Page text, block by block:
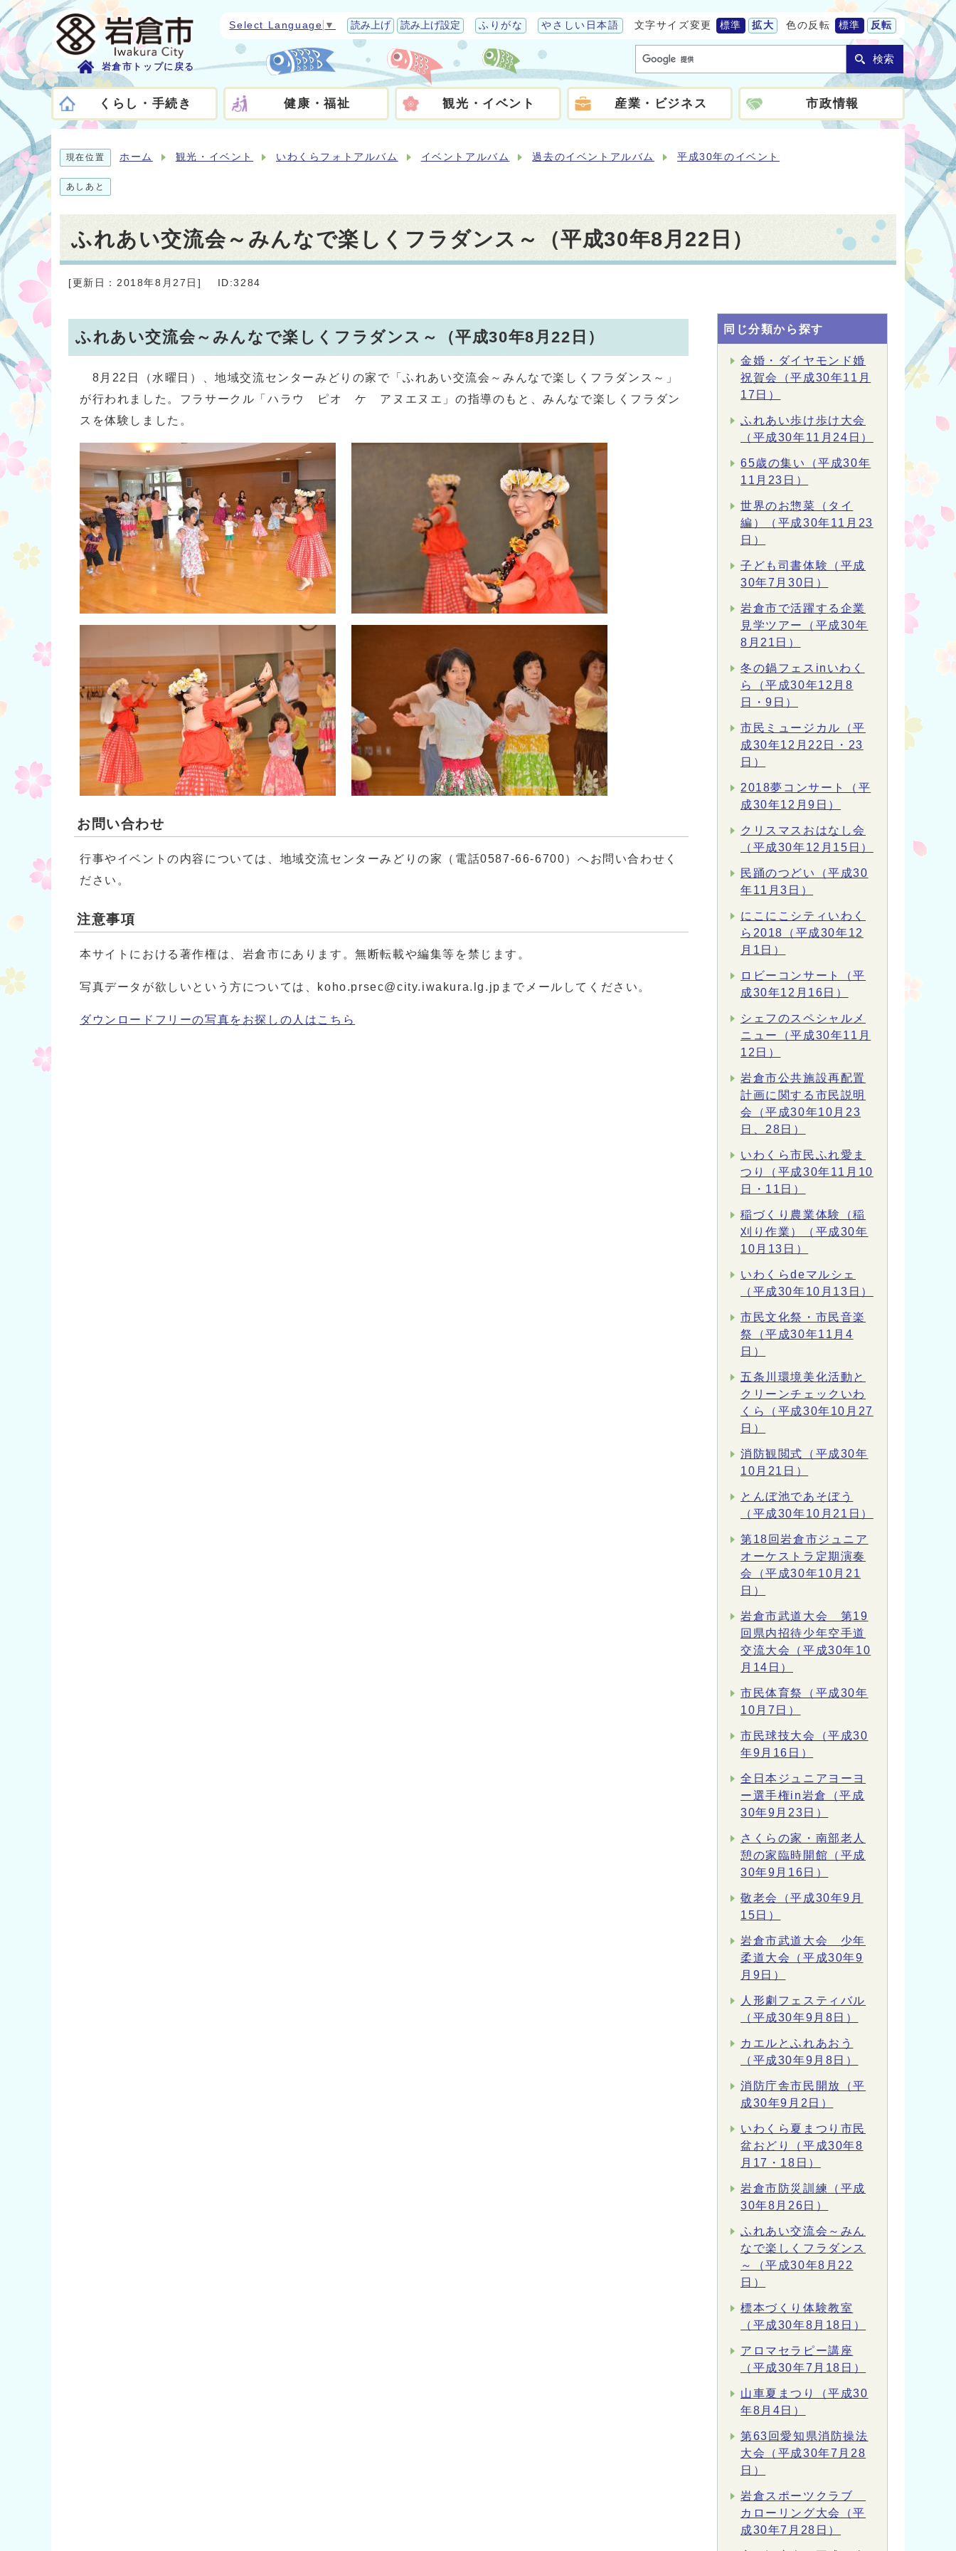
岩倉市トップに戻る
Select Language ▼ 読み上げ 読み上げ設定 ふりがな やさしい日本語 文字サイズ変更 標準 拡大 色の反転 標準 反転
検索
くらし・手続き 健康・福祉 観光・イベント 産業・ビジネス 市政情報
現在位置 ホーム 観光・イベント いわくらフォトアルバム イベントアルバム 過去のイベントアルバム 平成30年のイベント
あしあと
ふれあい交流会～みんなで楽しくフラダンス～（平成30年8月22日）
[更新日：2018年8月27日] ID:3284
ふれあい交流会～みんなで楽しくフラダンス～（平成30年8月22日）
8月22日（水曜日）、地域交流センターみどりの家で「ふれあい交流会～みんなで楽しくフラダンス～」
が行われました。フラサークル「ハラウ ピオ ケ アヌエヌエ」の指導のもと、みんなで楽しくフラダン
スを体験しました。
お問い合わせ
行事やイベントの内容については、地域交流センターみどりの家（電話0587-66-6700）へお問い合わせく
ださい。
注意事項
本サイトにおける著作権は、岩倉市にあります。無断転載や編集等を禁じます。
写真データが欲しいという方については、koho.prsec@city.iwakura.lg.jpまでメールしてください。
ダウンロードフリーの写真をお探しの人はこちら
同じ分類から探す
金婚・ダイヤモンド婚
祝賀会（平成30年11月
17日）
ふれあい歩け歩け大会
（平成30年11月24日）
65歳の集い（平成30年
11月23日）
世界のお惣菜（タイ
編）（平成30年11月23
日）
子ども司書体験（平成
30年7月30日）
岩倉市で活躍する企業
見学ツアー（平成30年
8月21日）
冬の鍋フェスinいわく
ら（平成30年12月8
日・9日）
市民ミュージカル（平
成30年12月22日・23
日）
2018夢コンサート（平
成30年12月9日）
クリスマスおはなし会
（平成30年12月15日）
民踊のつどい（平成30
年11月3日）
にこにこシティいわく
ら2018（平成30年12
月1日）
ロビーコンサート（平
成30年12月16日）
シェフのスペシャルメ
ニュー（平成30年11月
12日）
岩倉市公共施設再配置
計画に関する市民説明
会（平成30年10月23
日、28日）
いわくら市民ふれ愛ま
つり（平成30年11月10
日・11日）
稲づくり農業体験（稲
刈り作業）（平成30年
10月13日）
いわくらdeマルシェ
（平成30年10月13日）
市民文化祭・市民音楽
祭（平成30年11月4
日）
五条川環境美化活動と
クリーンチェックいわ
くら（平成30年10月27
日）
消防観閲式（平成30年
10月21日）
とんぼ池であそぼう
（平成30年10月21日）
第18回岩倉市ジュニア
オーケストラ定期演奏
会（平成30年10月21
日）
岩倉市武道大会 第19
回県内招待少年空手道
交流大会（平成30年10
月14日）
市民体育祭（平成30年
10月7日）
市民球技大会（平成30
年9月16日）
全日本ジュニアヨーヨ
ー選手権in岩倉（平成
30年9月23日）
さくらの家・南部老人
憩の家臨時開館（平成
30年9月16日）
敬老会（平成30年9月
15日）
岩倉市武道大会 少年
柔道大会（平成30年9
月9日）
人形劇フェスティバル
（平成30年9月8日）
カエルとふれあおう
（平成30年9月8日）
消防庁舎市民開放（平
成30年9月2日）
いわくら夏まつり市民
盆おどり（平成30年8
月17・18日）
岩倉市防災訓練（平成
30年8月26日）
ふれあい交流会～みん
なで楽しくフラダンス
～（平成30年8月22
日）
標本づくり体験教室
（平成30年8月18日）
アロマセラピー講座
（平成30年7月18日）
山車夏まつり（平成30
年8月4日）
第63回愛知県消防操法
大会（平成30年7月28
日）
岩倉スポーツクラブ
カローリング大会（平
成30年7月28日）